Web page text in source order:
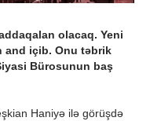
olacaq. Yeni
and içib. Onu təbrik
Bürosunun baş
Haniyə ilə görüşdə